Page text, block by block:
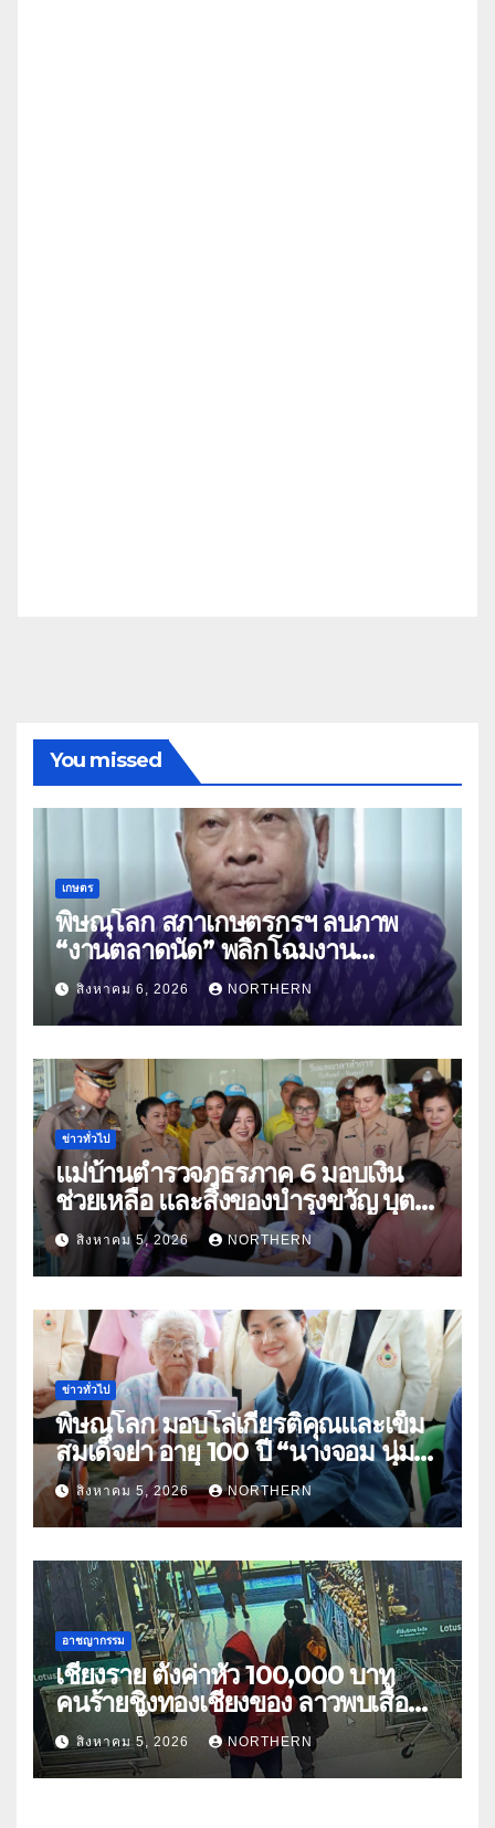
You missed
เกษตร
พิษณุโลก สภาเกษตรกรฯ ลบภาพ
“งานตลาดนัด” พลิกโฉมงาน
“เกษตรรุ่งเรืองเมืองสองแคว 69” มุ่ง
ประโยชน์เกษตรกร ดึงนวัตกรรม-จับ
คู่ธุรกิจดันสินค้าเกษตรสู่สากล (คลิป)
สิงหาคม 6, 2026 NORTHERN
ข่าวทั่วไป
แม่บ้านตำรวจภูธรภาค 6 มอบเงิน
ช่วยเหลือ และสิ่งของบำรุงขวัญ บุตร-
ธิดา ข้าราชการตำรวจจังหวัด
อุทัยธานี
สิงหาคม 5, 2026 NORTHERN
ข่าวทั่วไป
พิษณุโลก มอบโล่เกียรติคุณและเข็ม
สมเด็จย่า อายุ 100 ปี “นางจอม นุ่ม
เนตร” ตำบลบ้านกร่าง อำเภอเมือง
สิงหาคม 5, 2026 NORTHERN
อาชญากรรม
เชียงราย ตั้งค่าหัว 100,000 บาท
คนร้ายชิงทองเชียงของ ลาวพบเสื้อผ้า
คนร้ายตั้งจุดตรวจตามเส้นทาง
สิงหาคม 5, 2026 NORTHERN